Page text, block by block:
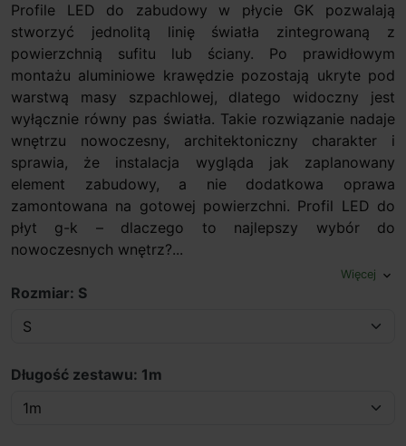
Profile LED do zabudowy w płycie GK pozwalają
stworzyć jednolitą linię światła zintegrowaną z
powierzchnią sufitu lub ściany. Po prawidłowym
montażu aluminiowe krawędzie pozostają ukryte pod
warstwą masy szpachlowej, dlatego widoczny jest
wyłącznie równy pas światła. Takie rozwiązanie nadaje
wnętrzu nowoczesny, architektoniczny charakter i
sprawia, że instalacja wygląda jak zaplanowany
element zabudowy, a nie dodatkowa oprawa
zamontowana na gotowej powierzchni. Profil LED do
płyt g-k – dlaczego to najlepszy wybór do
nowoczesnych wnętrz?...
Więcej expand_more
Rozmiar: S
Długość zestawu: 1m